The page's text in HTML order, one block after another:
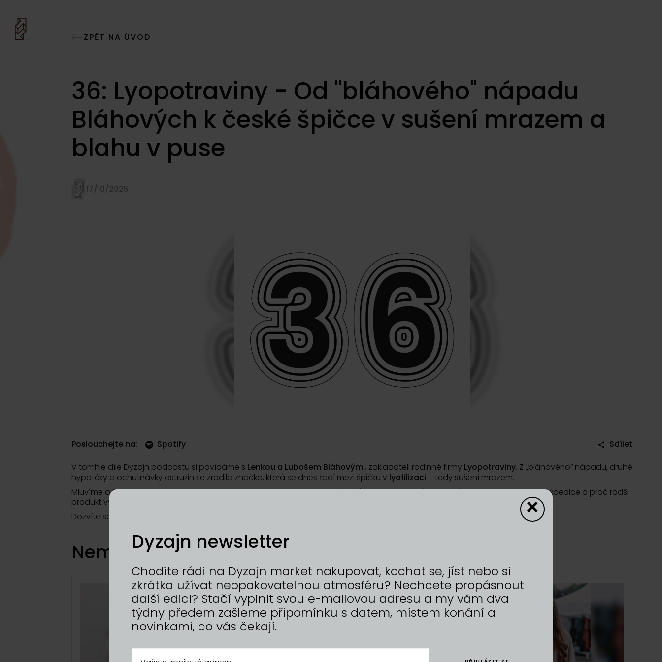
ZPĚT NA ÚVOD
36: Lyopotraviny - Od "bláhového" nápadu
Bláhových k české špičce v sušení mrazem a
blahu v puse
17/10/2025
Poslouchejte na: Spotify Sdílet
V tomhle díle Dyzajn podcastu si povídáme s Lenkou a Lubošem Bláhovými, zakladateli rodinné firmy Lyopotraviny. Z „bláhového“ nápadu, druhé
hypotéky a ochutnávky ostružin se zrodila značka, která se dnes řadí mezi špičku v lyofilizaci – tedy sušení mrazem.
Mluvíme o tom, proč suší v raw kvalitě do 40 °C, jak vznikly lyofilizované tvarůžky, proč dělají jídla na míru pro cestovatele na expedice a proč radši
produkt vyřadí z nabídky, než by sáhli po levném dovozu.
Dozvíte se i to, jak se jim daří na Dyzajn marketu.
Nemáte dost? To je dobře!
Dyzajn newsletter
Chodíte rádi na Dyzajn market nakupovat, kochat se, jíst nebo si
zkrátka užívat neopakovatelnou atmosféru? Nechcete propásnout
další edici? Stačí vyplnit svou e-mailovou adresu a my vám dva
týdny předem zašleme připomínku s datem, místem konání a
novinkami, co vás čekají.
×